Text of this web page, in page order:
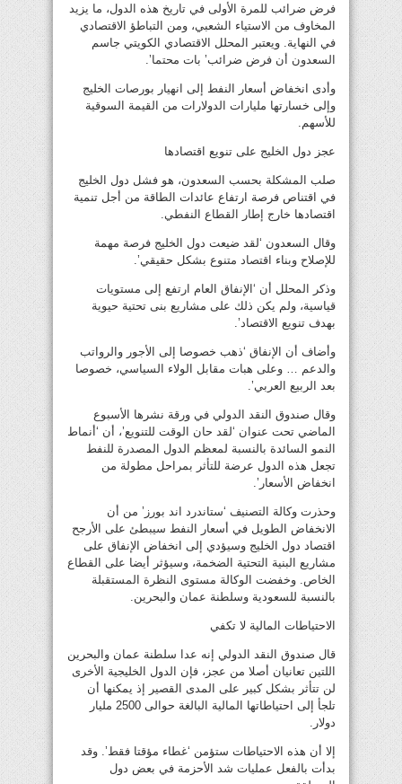
فرض ضرائب للمرة الأولى في تاريخ هذه الدول، ما يزيد
المخاوف من الاستياء الشعبي، ومن التباطؤ الاقتصادي
في النهاية. ويعتبر المحلل الاقتصادي الكويتي جاسم
السعدون أن فرض ضرائب’ بات محتما’.
وأدى انخفاض أسعار النفط إلى انهيار بورصات الخليج
وإلى خسارتها مليارات الدولارات من القيمة السوقية
للأسهم.
عجز دول الخليج على تنويع اقتصادها
صلب المشكلة بحسب السعدون، هو فشل دول الخليج
في اقتناص فرصة ارتفاع عائدات الطاقة من أجل تنمية
اقتصادها خارج إطار القطاع النفطي.
وقال السعدون ‘لقد ضيعت دول الخليج فرصة مهمة
للإصلاح وبناء اقتصاد متنوع بشكل حقيقي’.
وذكر المحلل أن ‘الإنفاق العام ارتفع إلى مستويات
قياسية، ولم يكن ذلك على مشاريع بنى تحتية حيوية
بهدف تنويع الاقتصاد’.
وأضاف أن الإنفاق ‘ذهب خصوصا إلى الأجور والرواتب
والدعم … وعلى هبات مقابل الولاء السياسي، خصوصا
بعد الربيع العربي’.
وقال صندوق النقد الدولي في ورقة نشرها الأسبوع
الماضي تحت عنوان ‘لقد حان الوقت للتنويع’، أن ‘أنماط
النمو السائدة بالنسبة لمعظم الدول المصدرة للنفط
تجعل هذه الدول عرضة للتأثر بمراحل مطولة من
انخفاض الأسعار’.
وحذرت وكالة التصنيف ‘ستاندرد اند بورز’ من أن
الانخفاض الطويل في أسعار النفط سيبطئ على الأرجح
اقتصاد دول الخليج وسيؤدي إلى انخفاض الإنفاق على
مشاريع البنية التحتية الضخمة، وسيؤثر أيضا على القطاع
الخاص. وخفضت الوكالة مستوى النظرة المستقبلة
بالنسبة للسعودية وسلطنة عمان والبحرين.
الاحتياطات المالية لا تكفي
قال صندوق النقد الدولي إنه عدا سلطنة عمان والبحرين
اللتين تعانيان أصلا من عجز، فإن الدول الخليجية الأخرى
لن تتأثر بشكل كبير على المدى القصير إذ يمكنها أن
تلجأ إلى احتياطاتها المالية البالغة حوالى 2500 مليار
دولار.
إلا أن هذه الاحتياطات ستؤمن ‘غطاء مؤقتا فقط’. وقد
بدأت بالفعل عمليات شد الأحزمة في بعض دول